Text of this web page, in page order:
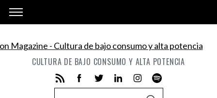
CULTURA DE BAJO CONSUMO Y ALTA POTENCIA